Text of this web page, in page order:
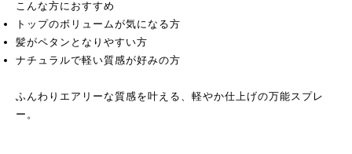
こんな方におすすめ
トップのボリュームが気になる方
髪がペタンとなりやすい方
ナチュラルで軽い質感が好みの方
ふんわりエアリーな質感を叶える、軽やか仕上げの万能スプレ
ー。